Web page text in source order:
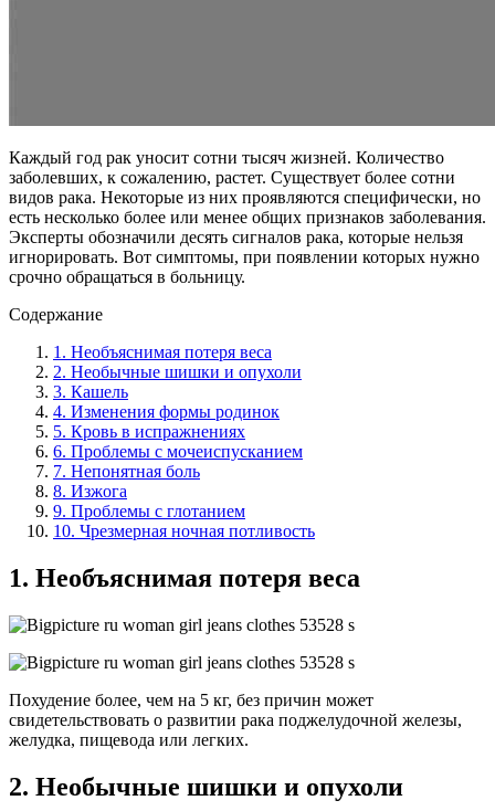
Каждый год рак уносит сотни тысяч жизней. Количество
заболевших, к сожалению, растет. Существует более сотни
видов рака. Некоторые из них проявляются специфически, но
есть несколько более или менее общих признаков заболевания.
Эксперты обозначили десять сигналов рака, которые нельзя
игнорировать. Вот симптомы, при появлении которых нужно
срочно обращаться в больницу.
Содержание
1. Необъяснимая потеря веса
2. Необычные шишки и опухоли
3. Кашель
4. Изменения формы родинок
5. Кровь в испражнениях
6. Проблемы с мочеиспусканием
7. Непонятная боль
8. Изжога
9. Проблемы с глотанием
10. Чрезмерная ночная потливость
1. Необъяснимая потеря веса
Похудение более, чем на 5 кг, без причин может
свидетельствовать о развитии рака поджелудочной железы,
желудка, пищевода или легких.
2. Необычные шишки и опухоли